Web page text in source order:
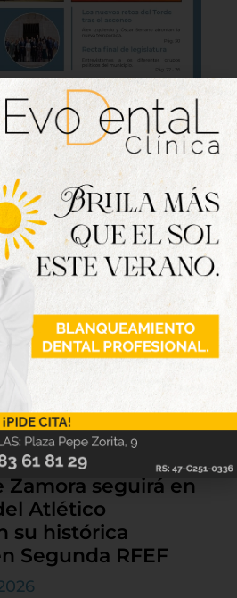
Zamora seguirá en
Atlético
su histórica
Segunda RFEF